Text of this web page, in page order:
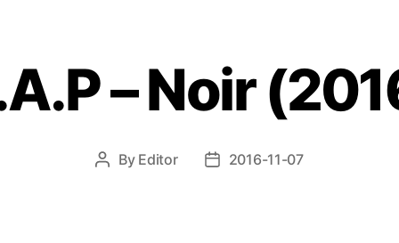
– Noir
Post
By Editor
Post2016-11-07